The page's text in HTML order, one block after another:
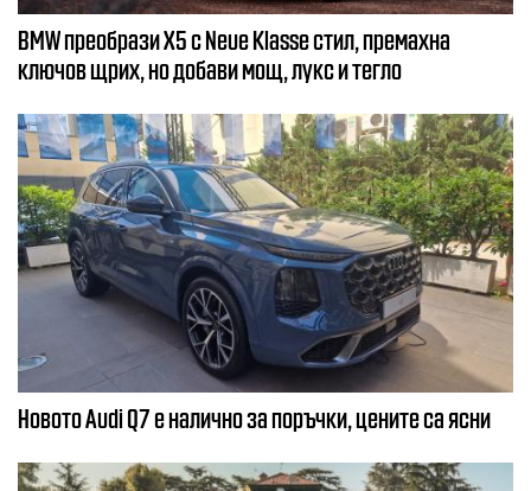
BMW преобрази X5 с Neue Klasse стил, премахна
ключов щрих, но добави мощ, лукс и тегло
Новото Audi Q7 е налично за поръчки, цените са ясни